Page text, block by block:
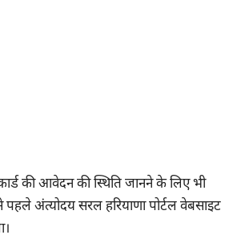
की आवेदन की स्थिति जानने के लिए भी
अंत्योदय सरल हरियाणा पोर्टल वेबसाइट